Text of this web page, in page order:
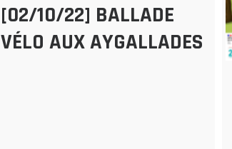
[02/10/22] BALLADE
VÉLO AUX AYGALLADES